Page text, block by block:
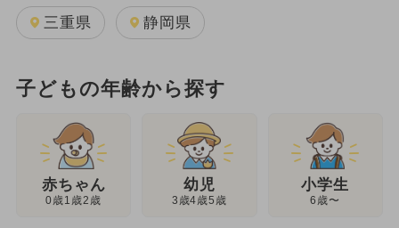
三重県 静岡県
子どもの年齢から探す
赤ちゃん
0歳1歳2歳
幼児
3歳4歳5歳
小学生
6歳〜